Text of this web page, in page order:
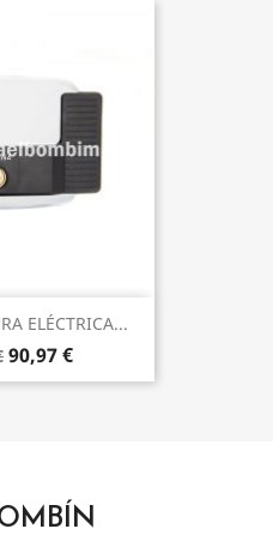
ELÉCTRICA...
90,97 €